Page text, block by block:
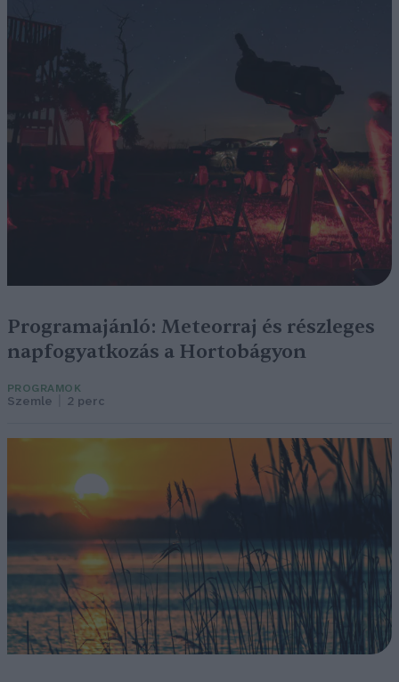
Programajánló: Meteorraj és részleges
napfogyatkozás a Hortobágyon
PROGRAMOK
Szemle 2 perc